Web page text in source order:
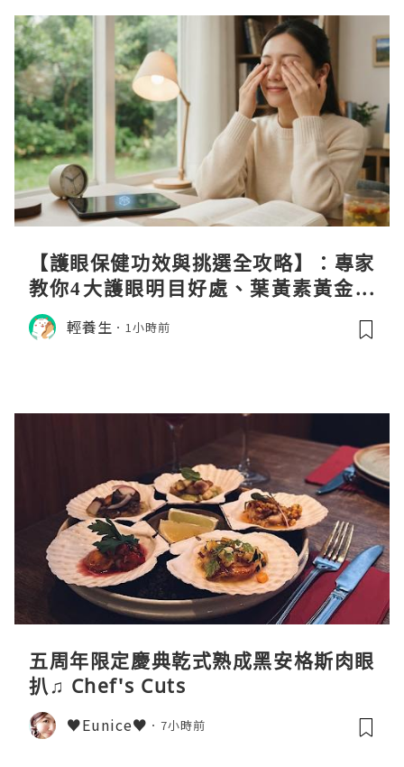
【護眼保健功效與挑選全攻略】：專家
教你4大護眼明目好處、葉黃素黃金比
例與挑選秘訣
輕養生 1小時前
五周年限定慶典乾式熟成黑安格斯肉眼
扒♫ Chef's Cuts
♥Eunice♥ 7小時前